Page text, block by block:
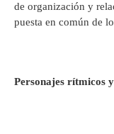
de organización y
puesta en común de
Personajes rítmicos